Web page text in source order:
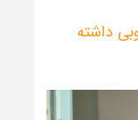
داشته